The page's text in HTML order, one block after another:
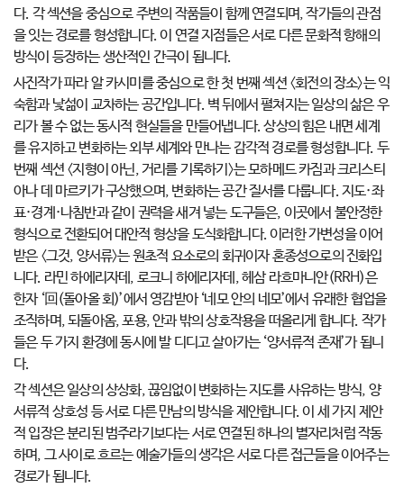
다. 각 섹션을 중심으로 주변의 작품들이 함께 연결되며, 작가들의 관점
을 잇는 경로를 형성합니다. 이 연결 지점들은 서로 다른 문화적 항해의
방식이 등장하는 생산적인 간극이 됩니다.
사진작가 파라 알 카시미를 중심으로 한 첫 번째 섹션 〈회전의 장소〉는 익
숙함과 낯섦이 교차하는 공간입니다. 벽 뒤에서 펼쳐지는 일상의 삶은 우
리가 볼 수 없는 동시적 현실들을 만들어냅니다. 상상의 힘은 내면 세계
를 유지하고 변화하는 외부 세계와 만나는 감각적 경로를 형성합니다. 두
번째 섹션 〈지형이 아닌, 거리를 기록하기〉는 모하메드 카짐과 크리스티
아나 데 마르키가 구상했으며, 변화하는 공간 질서를 다룹니다. 지도·좌
표·경계·나침반과 같이 권력을 새겨 넣는 도구들은, 이곳에서 불안정한
형식으로 전환되어 대안적 형상을 도식화합니다. 이러한 가변성을 이어
받은 〈그것, 양서류〉는 원초적 요소로의 회귀이자 혼종성으로의 진화입
니다. 라민 하에리자데, 로크니 하에리자데, 헤삼 라흐마니안(RRH)은
한자 ‘回(돌아올 회)’에서 영감받아 ‘네모 안의 네모’에서 유래한 협업을
조직하며, 되돌아옴, 포용, 안과 밖의 상호작용을 떠올리게 합니다. 작가
들은 두 가지 환경에 동시에 발 디디고 살아가는 ‘양서류적 존재’가 됩니
다.
각 섹션은 일상의 상상화, 끊임없이 변화하는 지도를 사유하는 방식, 양
서류적 상호성 등 서로 다른 만남의 방식을 제안합니다. 이 세 가지 제안
적 입장은 분리된 범주라기보다는 서로 연결된 하나의 별자리처럼 작동
하며, 그 사이로 흐르는 예술가들의 생각은 서로 다른 접근들을 이어주는
경로가 됩니다.